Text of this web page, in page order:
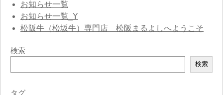
お知らせ一覧
お知らせ一覧_Y
松阪牛（松坂牛）専門店 松阪まるよしへようこそ
検索
索
検索
タグ